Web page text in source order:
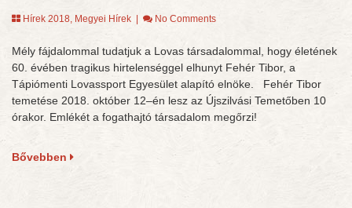
Hírek 2018, Megyei Hírek No Comments
Mély fájdalommal tudatjuk a Lovas társadalommal, hogy életének
60. évében tragikus hirtelenséggel elhunyt Fehér Tibor, a
Tápiómenti Lovassport Egyesület alapító elnöke. Fehér Tibor
temetése 2018. október 12–én lesz az Újszilvási Temetőben 10
órakor. Emlékét a fogathajtó társadalom megőrzi!
Bővebben